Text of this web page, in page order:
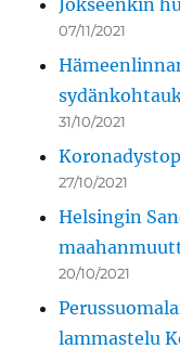
Jokseenkin
07/11/2021
31/10/2021
27/10/2021
Helsingin
20/10/2021
lammastelu